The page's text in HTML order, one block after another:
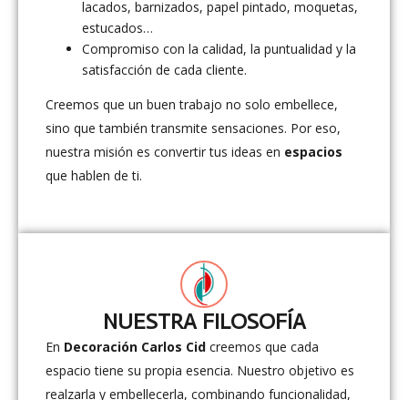
lacados, barnizados, papel pintado, moquetas,
estucados…
Compromiso con la calidad, la puntualidad y la
satisfacción de cada cliente.
Creemos que un buen trabajo no solo embellece,
sino que también transmite sensaciones. Por eso,
nuestra misión es convertir tus ideas en espacios
que hablen de ti.
NUESTRA FILOSOFÍA
En Decoración Carlos Cid creemos que cada
espacio tiene su propia esencia. Nuestro objetivo es
realzarla y embellecerla, combinando funcionalidad,